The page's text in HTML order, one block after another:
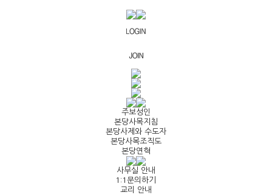
주보성인
본당사목지침
본당사제와 수도자
본당사목조직도
본당연혁
사무실 안내
1:1문의하기
교리 안내